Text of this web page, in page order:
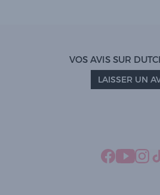
VOS AVIS SUR
LAISSER UN